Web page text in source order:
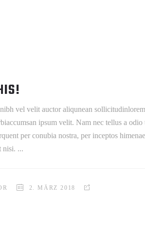
vel velit auctor aliqunean
ipsum velit. Nam nec tellus a
per conubia nostra, per inceptos
nisi.
2. MÄRZ 2018